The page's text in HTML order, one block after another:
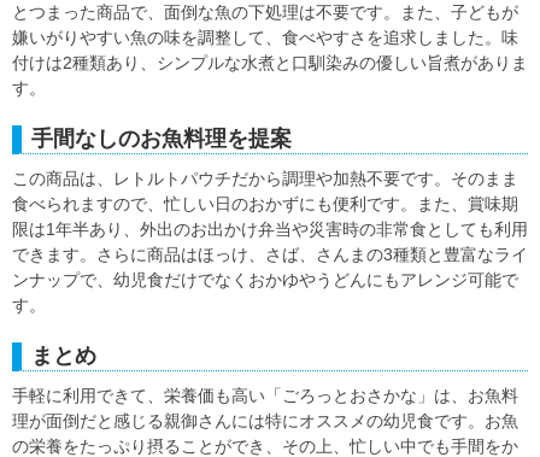
とつまった商品で、面倒な魚の下処理は不要です。また、子どもが
嫌いがりやすい魚の味を調整して、食べやすさを追求しました。味
付けは2種類あり、シンプルな水煮と口馴染みの優しい旨煮がありま
す。
手間なしのお魚料理を提案
この商品は、レトルトパウチだから調理や加熱不要です。そのまま
食べられますので、忙しい日のおかずにも便利です。また、賞味期
限は1年半あり、外出のお出かけ弁当や災害時の非常食としても利用
できます。さらに商品はほっけ、さば、さんまの3種類と豊富なライ
ンナップで、幼児食だけでなくおかゆやうどんにもアレンジ可能で
す。
まとめ
手軽に利用できて、栄養価も高い「ごろっとおさかな」は、お魚料
理が面倒だと感じる親御さんには特にオススメの幼児食です。お魚
の栄養をたっぷり摂ることができ、その上、忙しい中でも手間をか